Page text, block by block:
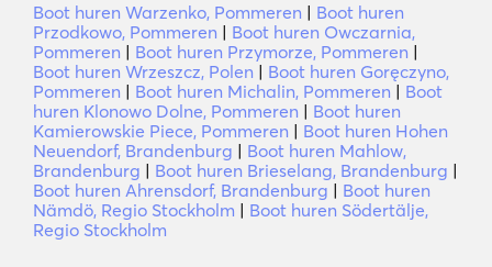
Boot huren Warzenko, Pommeren | Boot huren
Przodkowo, Pommeren | Boot huren Owczarnia,
Pommeren | Boot huren Przymorze, Pommeren |
Boot huren Wrzeszcz, Polen | Boot huren Goręczyno,
Pommeren | Boot huren Michalin, Pommeren | Boot
huren Klonowo Dolne, Pommeren | Boot huren
Kamierowskie Piece, Pommeren | Boot huren Hohen
Neuendorf, Brandenburg | Boot huren Mahlow,
Brandenburg | Boot huren Brieselang, Brandenburg |
Boot huren Ahrensdorf, Brandenburg | Boot huren
Nämdö, Regio Stockholm | Boot huren Södertälje,
Regio Stockholm